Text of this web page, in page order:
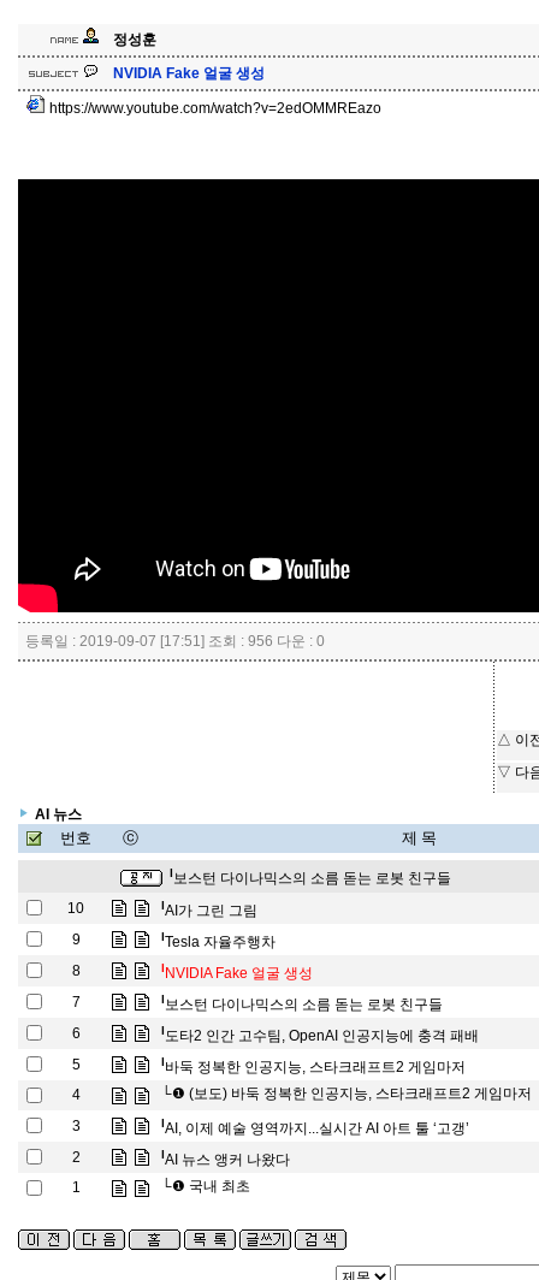
정성훈
NVIDIA Fake 얼굴 생성
https://www.youtube.com/watch?v=2edOMMREazo
등록일 : 2019-09-07 [17:51] 조회 : 956 다운 : 0
△ 이
▽ 다
AI 뉴스
번호 ⓒ 제 목
l보스턴 다이나믹스의 소름 돋는 로봇 친구들
10
lAI가 그린 그림
9
lTesla 자율주행차
8
l NVIDIA Fake 얼굴 생성
7
l보스턴 다이나믹스의 소름 돋는 로봇 친구들
6
l도타2 인간 고수팀, OpenAI 인공지능에 충격 패배
5
l바둑 정복한 인공지능, 스타크래프트2 게임마저
4
└❶ (보도) 바둑 정복한 인공지능, 스타크래프트2 게임마저
3
lAI, 이제 예술 영역까지...실시간 AI 아트 툴 ‘고갱’
2
lAI 뉴스 앵커 나왔다
1
└❶ 국내 최초